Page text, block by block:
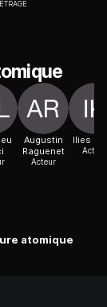
atomique
Augustin
Raguenet
Acteur
Ilies
Acteur